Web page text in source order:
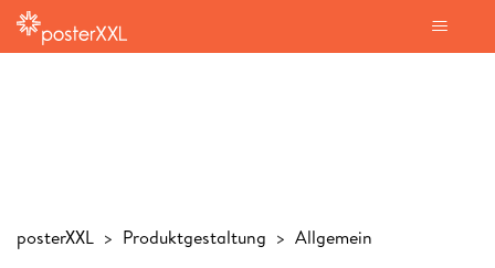
posterXXL Produktgestaltung Allgemein